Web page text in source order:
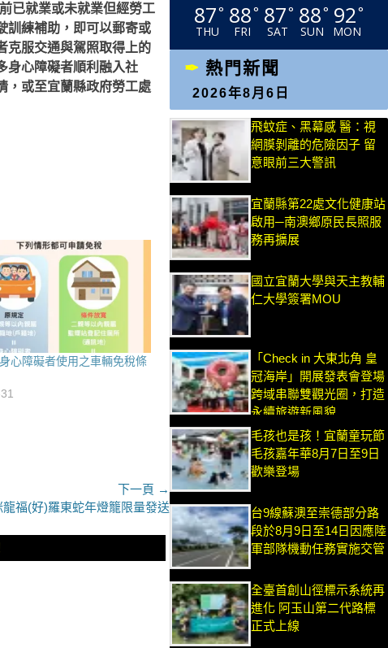
已就業或未就業但經勞工
訓練補助，即可以郵寄或
克服交通與駕照取得上的
身心障礙者順利融入社
，或至宜蘭縣政府勞工處
心障礙者使用之車輛免稅條
下一頁 →
福(好)羅東蛇年燈籠限量發送
87°
THU
88°
FRI
87°
SAT
88°
SUN
92°
MON
熱門新聞
2026年8月6日
飛蚊症、黑幕感 醫：視
網膜剝離的危險因子 留
意眼前三大警訊
宜蘭縣第22處文化健康站
啟用─南澳鄉原民長照服
務再擴展
國立宜蘭大學與天主教輔
仁大學簽署MOU
「Check in 大東北角 皇
冠海岸」開展發表會登場
跨域串聯雙觀光圈，打造
永續旅遊新風貌
毛孩也是孩！宜蘭童玩節
毛孩嘉年華8月7日至9日
歡樂登場
台9線蘇澳至崇德部分路
段於8月9日至14日因應陸
軍部隊機動任務實施交管
全臺首創山徑標示系統再
進化 阿玉山第二代路標
正式上線